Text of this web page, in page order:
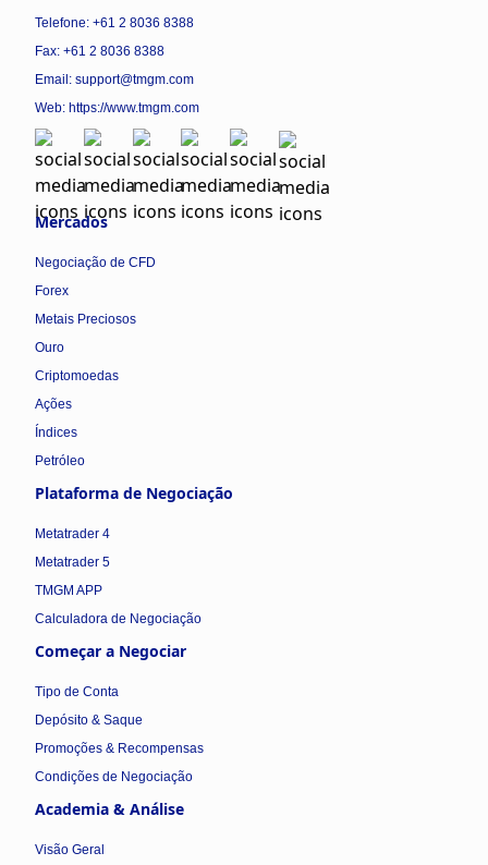
Telefone: +61 2 8036 8388
Fax: +61 2 8036 8388
Email: support@tmgm.com
Web: https://www.tmgm.com
Mercados
Negociação de CFD
Forex
Metais Preciosos
Ouro
Criptomoedas
Ações
Índices
Petróleo
Plataforma de Negociação
Metatrader 4
Metatrader 5
TMGM APP
Calculadora de Negociação
Começar a Negociar
Tipo de Conta
Depósito & Saque
Promoções & Recompensas
Condições de Negociação
Academia & Análise
Visão Geral